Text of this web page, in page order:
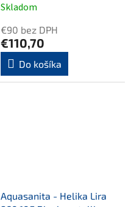
Skladom
€90 bez DPH
€110,70
Do košíka
Aquasanita - Helika Lira